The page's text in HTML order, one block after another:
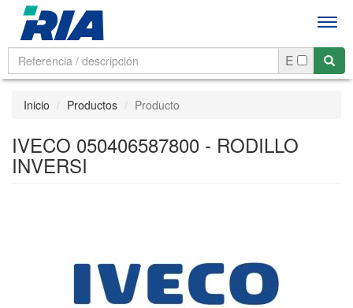
E
Inicio Productos Producto
IVECO 050406587800 - RODILLO
INVERSI